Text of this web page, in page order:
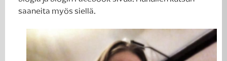
saaneita myös siellä.